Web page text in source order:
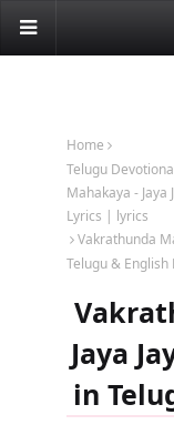
Home
Telugu
Mahakaya - Jaya
Lyrics | lyrics
Vakrathunda
Telugu & English
Jaya
in